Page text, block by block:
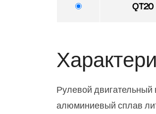
QT20
Рулевой двигательный
алюминиевый сплав